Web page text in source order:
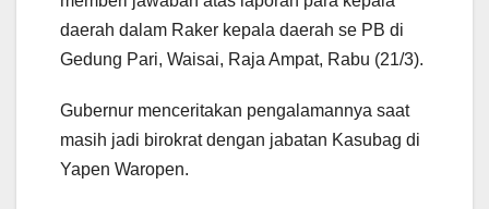
daerah dalam Raker kepala daerah se PB di
Gedung Pari, Waisai, Raja Ampat, Rabu (21/3).
Gubernur menceritakan pengalamannya saat
masih jadi birokrat dengan jabatan Kasubag di
Yapen Waropen.